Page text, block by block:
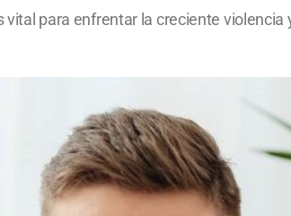
para enfrentar la creciente